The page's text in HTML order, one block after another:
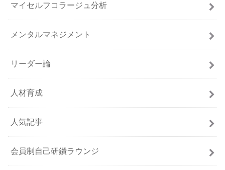
マイセルフコラージュ分析
メンタルマネジメント
リーダー論
人材育成
人気記事
会員制自己研鑽ラウンジ